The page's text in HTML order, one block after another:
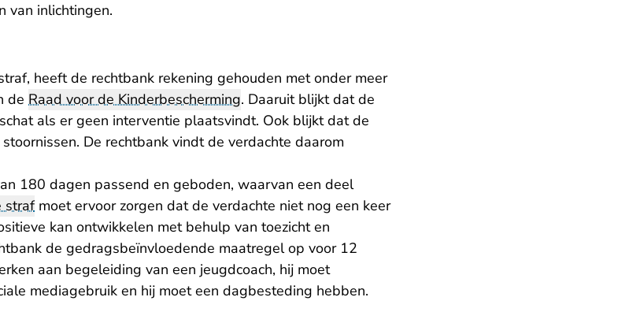
van inlichtingen.
heeft de rechtbank rekening gehouden met onder meer
de Raad voor de Kinderbescherming. Daaruit blijkt dat de
als er geen interventie plaatsvindt. Ook blijkt dat de
De rechtbank vindt de verdachte daarom
180 dagen passend en geboden, waarvan een deel
strafmoet ervoor zorgen dat de verdachte niet nog een keer
kan ontwikkelen met behulp van toezicht en
de gedragsbeïnvloedende maatregel op voor 12
aan begeleiding van een jeugdcoach, hij moet
mediagebruik en hij moet een dagbesteding hebben.